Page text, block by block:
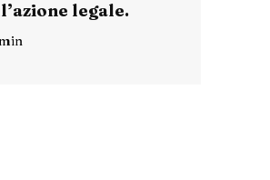
legale.